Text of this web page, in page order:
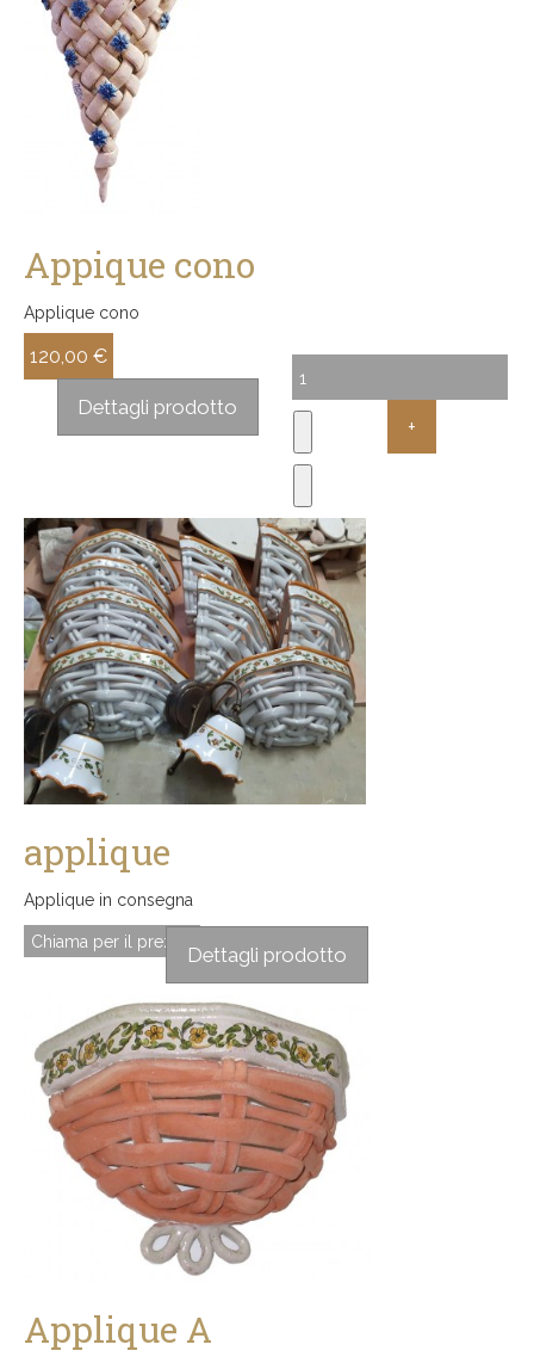
Appique cono
Applique cono
120,00 €
Dettagli prodotto
applique
Applique in consegna
Chiama per il prezzo
Dettagli prodotto
Applique A